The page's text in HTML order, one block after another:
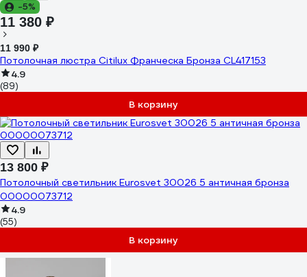
-5%
11 380 ₽
11 990 ₽
Потолочная люстра Citilux Франческа Бронза CL417153
4.9
(89)
В корзину
13 800 ₽
Потолочный светильник Eurosvet 30026 5 античная бронза
00000073712
4.9
(55)
В корзину